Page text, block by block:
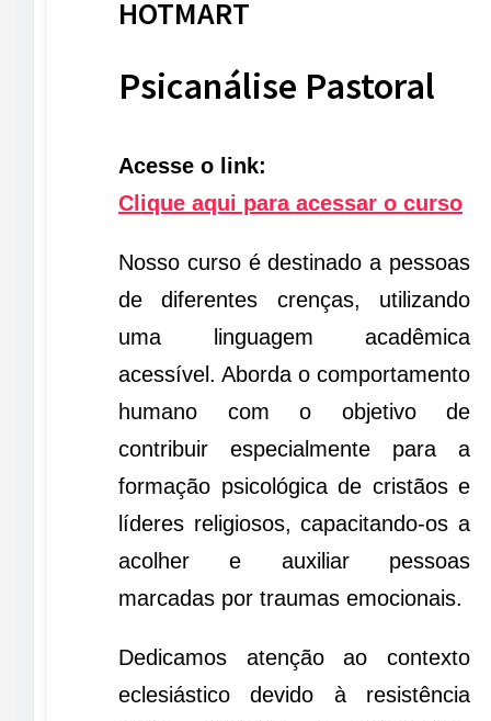
HOTMART
Psicanálise Pastoral
Acesse o link:
Clique aqui para acessar o curso
Nosso curso é destinado a pessoas
de diferentes crenças, utilizando
uma linguagem acadêmica
acessível. Aborda o comportamento
humano com o objetivo de
contribuir especialmente para a
formação psicológica de cristãos e
líderes religiosos, capacitando-os a
acolher e auxiliar pessoas
marcadas por traumas emocionais.
Dedicamos atenção ao contexto
eclesiástico devido à resistência